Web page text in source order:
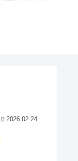
2026.02.24